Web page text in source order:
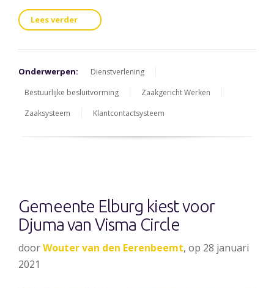
Lees verder
Onderwerpen:
Dienstverlening
Bestuurlijke besluitvorming
Zaakgericht Werken
Zaaksysteem
Klantcontactsysteem
Gemeente Elburg kiest voor
Djuma van Visma Circle
doorWouter van den Eerenbeemt, op 28 januari
2021